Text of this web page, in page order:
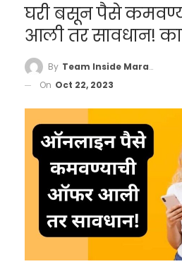
घरी बसून पैसे
आली तर सावधान!
By Team Inside Marathi
On Oct 22, 2023